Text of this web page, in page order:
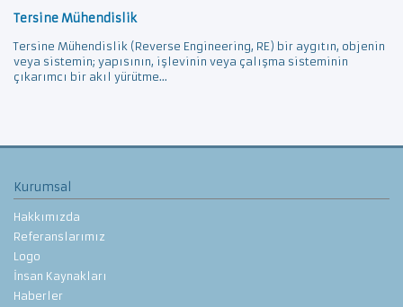
Tersine Mühendislik
Tersine Mühendislik (Reverse Engineering, RE) bir aygıtın, objenin
veya sistemin; yapısının, işlevinin veya çalışma sisteminin
çıkarımcı bir akıl yürütme...
Kurumsal
Hakkımızda
Referanslarımız
Logo
İnsan Kaynakları
Haberler